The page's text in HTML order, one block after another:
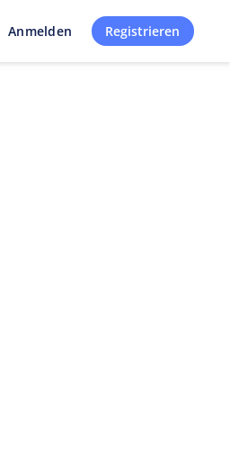
Anmelden Registrieren